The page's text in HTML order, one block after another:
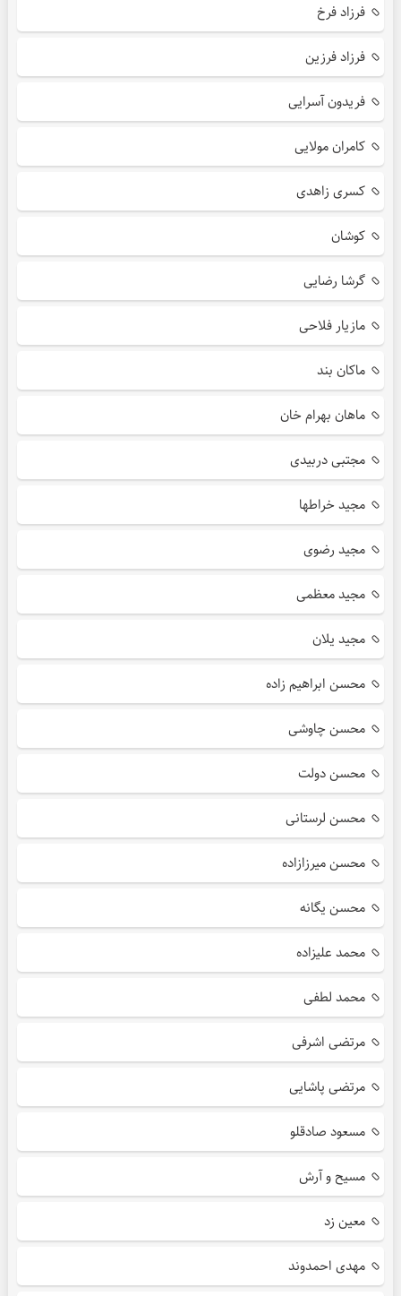
فرزاد فرخ
فرزاد فرزین
فریدون آسرایی
کامران مولایی
کسری زاهدی
کوشان
گرشا رضایی
مازیار فلاحی
ماکان بند
ماهان بهرام خان
مجتبی دربیدی
مجید خراطها
مجید رضوی
مجید معظمی
مجید یلان
محسن ابراهیم زاده
محسن چاوشی
محسن دولت
محسن لرستانی
محسن میرزازاده
محسن یگانه
محمد علیزاده
محمد لطفی
مرتضی اشرفی
مرتضی پاشایی
مسعود صادقلو
مسیح و آرش
معین زد
مهدی احمدوند